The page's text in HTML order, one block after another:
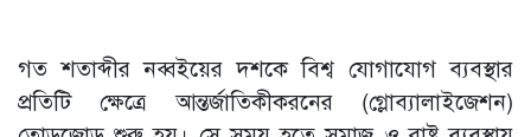
গত শতাব্দীর নব্বইয়ের দশকে বিশ্ব যোগাযোগ ব্যবস্থার
প্রতিটি ক্ষেত্রে আন্তর্জাতিকীকরনের (গ্লোব্যালাইজেশন)